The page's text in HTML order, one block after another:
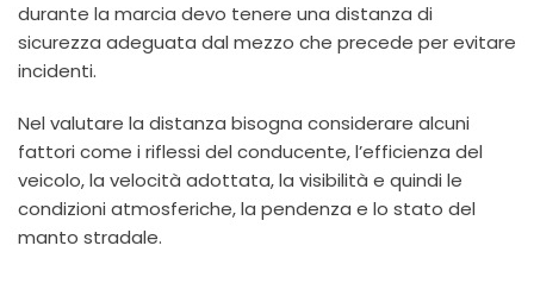
durante la marcia devo tenere una distanza di
sicurezza adeguata dal mezzo che precede per evitare
incidenti.
Nel valutare la distanza bisogna considerare alcuni
fattori come i riflessi del conducente, l’efficienza del
veicolo, la velocità adottata, la visibilità e quindi le
condizioni atmosferiche, la pendenza e lo stato del
manto stradale.